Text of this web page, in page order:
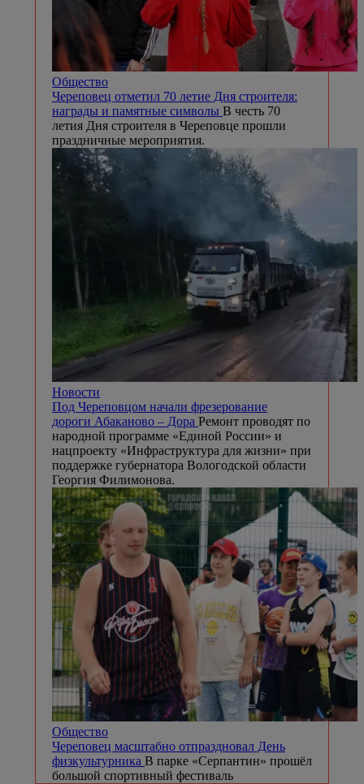
Общество
Череповец отметил 70 летие Дня строителя:
награды и памятные символы В честь 70
летия Дня строителя в Череповце прошли
праздничные мероприятия.
Новости
Под Череповцом начали фрезерование
дороги Абаканово – Дора Ремонт проводят по
народной программе «Единой России» и
нацпроекту «Инфраструктура для жизни» при
поддержке губернатора Вологодской области
Георгия Филимонова.
Общество
Череповец масштабно отпраздновал День
физкультурника В парке «Серпантин» прошёл
большой спортивный фестиваль